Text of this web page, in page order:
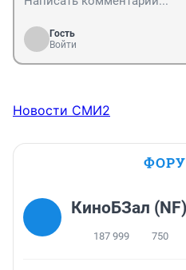
Гость
Войти
Новости СМИ2
КиноБЗал
187 999 750